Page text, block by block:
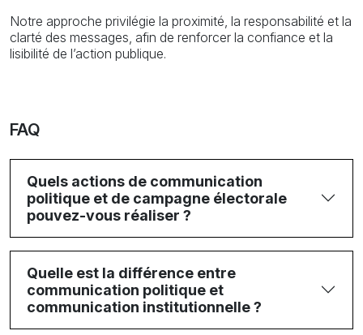
Notre approche privilégie la proximité, la responsabilité et la
clarté des messages, afin de renforcer la confiance et la
lisibilité de l’action publique.
FAQ
Quels actions de communication
politique et de campagne électorale
pouvez-vous réaliser ?
Quelle est la différence entre
communication politique et
communication institutionnelle ?